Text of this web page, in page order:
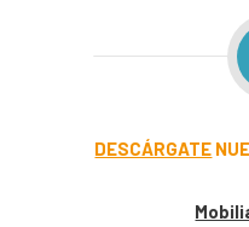
DESCÁRGATE